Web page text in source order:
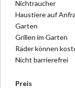
Nichtraucher
Haustiere auf
Garten
Grillen im Garten
Räder können
Nicht barrierefrei
Preis